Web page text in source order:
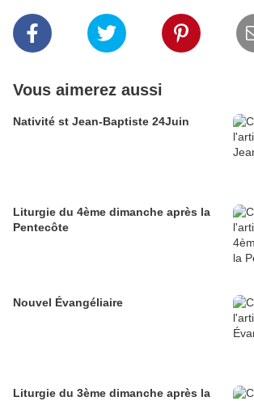
Vous aimerez aussi
Nativité st Jean-Baptiste 24Juin
Liturgie du 4ème dimanche après la
Pentecôte
Nouvel Évangéliaire
Liturgie du 3ème dimanche après la